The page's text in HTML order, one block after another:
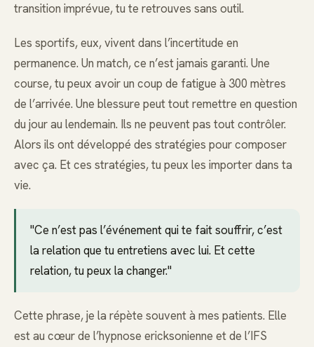
transition imprévue, tu te retrouves sans outil.
Les sportifs, eux, vivent dans l’incertitude en
permanence. Un match, ce n’est jamais garanti. Une
course, tu peux avoir un coup de fatigue à 300 mètres
de l’arrivée. Une blessure peut tout remettre en question
du jour au lendemain. Ils ne peuvent pas tout contrôler.
Alors ils ont développé des stratégies pour composer
avec ça. Et ces stratégies, tu peux les importer dans ta
vie.
"Ce n’est pas l’événement qui te fait souffrir, c’est
la relation que tu entretiens avec lui. Et cette
relation, tu peux la changer."
Cette phrase, je la répète souvent à mes patients. Elle
est au cœur de l’hypnose ericksonienne et de l’IFS